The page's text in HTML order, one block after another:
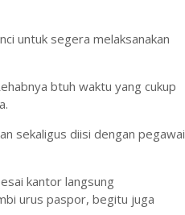
untuk segera melaksanakan
btuh waktu yang cukup
sekaligus diisi dengan pegawai
kantor langsung
urus paspor, begitu juga